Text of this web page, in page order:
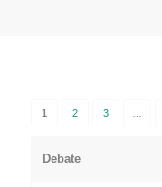
1 2 3
Debate